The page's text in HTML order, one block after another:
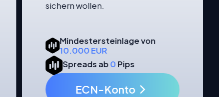
wollen.
Mindestersteinlage von
1.000 EUR
Spreads ab 0,8Pips
Pro-Konto